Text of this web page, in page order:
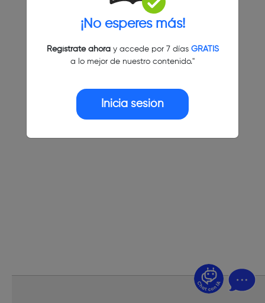
¡No esperes más!
Regístrate ahoray accede por 7 días GRATIS
a lo mejor de nuestro contenido."
Inicia sesión